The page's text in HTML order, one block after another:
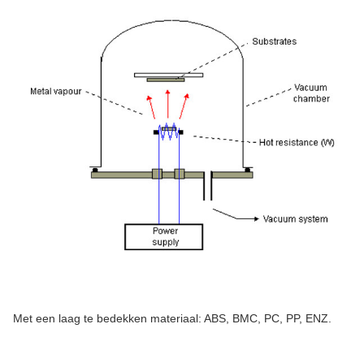
Met een laag te bedekken materiaal: ABS, BMC, PC, PP, ENZ.